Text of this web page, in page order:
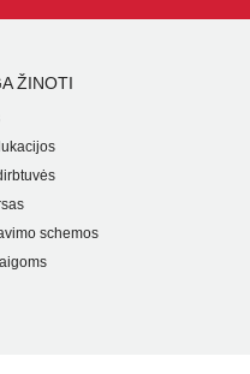
ŽINOTI
schemos